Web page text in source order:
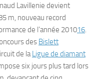
Lavillenie devient
m, nouveau record
de l’année 201016.
des Bislett
de laLigue de diamant
six jours plus tard lors